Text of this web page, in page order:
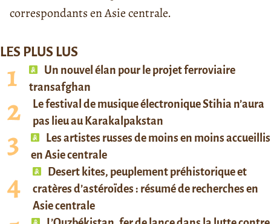
correspondants en Asie centrale.
LES PLUS LUS
Un nouvel élan pour le projet ferroviaire
transafghan
Le festival de musique électronique Stihia n’aura
pas lieu au Karakalpakstan
Les artistes russes de moins en moins accueillis
en Asie centrale
Desert kites, peuplement préhistorique et
cratères d’astéroïdes : résumé de recherches en
Asie centrale